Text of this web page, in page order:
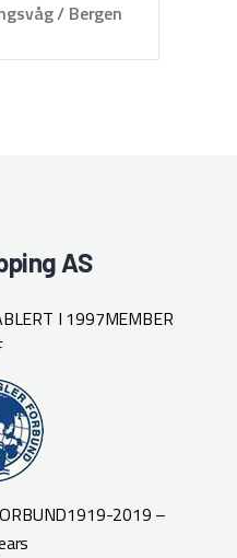
/ Bergen
AS
I 1997MEMBER
1919-2019 –